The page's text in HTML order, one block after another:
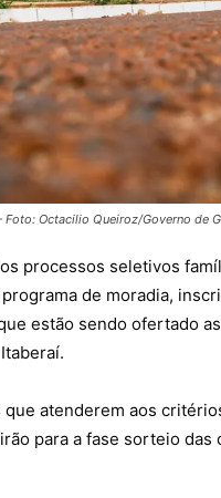
Foto: Octacilio Queiroz/Governo de
processos seletivos
de moradia,
estão sendo ofertado
atenderem aos
para a fase sorteio das